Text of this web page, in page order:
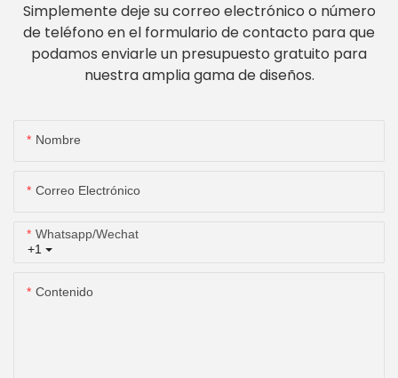
Simplemente deje su correo electrónico o número
de teléfono en el formulario de contacto para que
podamos enviarle un presupuesto gratuito para
nuestra amplia gama de diseños.
Nombre
Correo Electrónico
+1
Whatsapp/wechat
Contenido